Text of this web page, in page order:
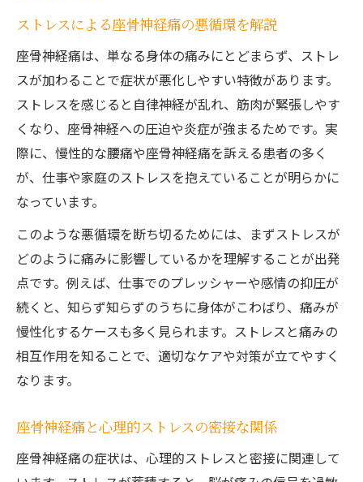
ストレスによる座骨神経痛の悪循環を解説
座骨神経痛は、単なる身体の痛みにとどまらず、ストレ
スが加わることで症状が悪化しやすい特徴があります。
ストレスを感じると自律神経が乱れ、筋肉が緊張しやす
くなり、座骨神経への圧迫や炎症が強まるためです。実
際に、慢性的な腰痛や座骨神経痛を訴える患者の多く
が、仕事や家庭のストレスを抱えていることが明らかに
なっています。
このような悪循環を断ち切るためには、まずストレスが
どのように痛みに影響しているかを理解することが出発
点です。例えば、仕事でのプレッシャーや感情の抑圧が
続くと、知らず知らずのうちに身体がこわばり、痛みが
慢性化するケースも多く見られます。ストレスと痛みの
相互作用を知ることで、適切なケアや対策が立てやすく
なります。
座骨神経痛と心理的ストレスの密接な関係
座骨神経痛の症状は、心理的ストレスと密接に関連して